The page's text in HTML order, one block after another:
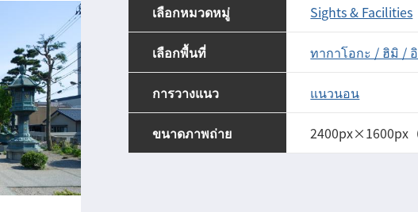
เลือกหมวดหมู่ Sights & Facilities
เลือกพื้นที่ ทากาโอกะ / ฮิมิ /
การวางแนว แนวนอน
ขนาดภาพถ่าย 2400px×1600px（